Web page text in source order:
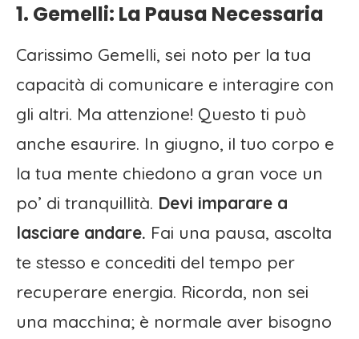
1. Gemelli: La Pausa Necessaria
Carissimo Gemelli, sei noto per la tua
capacità di comunicare e interagire con
gli altri. Ma attenzione! Questo ti può
anche esaurire. In giugno, il tuo corpo e
la tua mente chiedono a gran voce un
po’ di tranquillità. Devi imparare a
lasciare andare. Fai una pausa, ascolta
te stesso e concediti del tempo per
recuperare energia. Ricorda, non sei
una macchina; è normale aver bisogno